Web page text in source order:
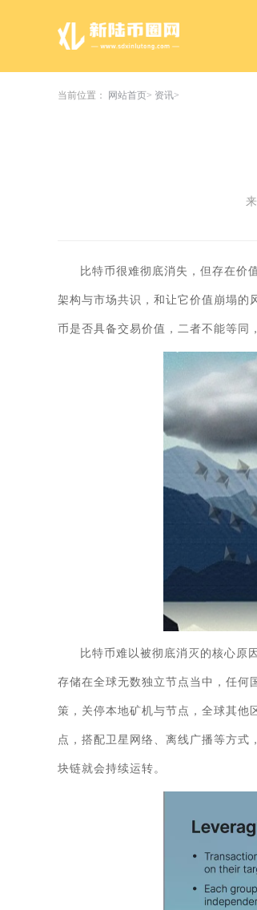
当前位置： 网站首页 资讯
比特币很难彻底消失，但存在价
架构与市场共识，和让它价值崩塌的
币是否具备交易价值，二者不能等同
比特币难以被彻底消灭的核心原
存储在全球无数独立节点当中，任何
策，关停本地矿机与节点，全球其他
点，搭配卫星网络、离线广播等方式
块链就会持续运转。